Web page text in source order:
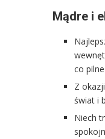
Mądre i
co pilne.
Z
świat i
Niech